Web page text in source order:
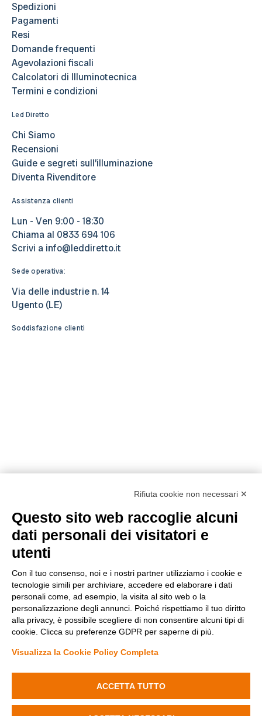
la
Portafaretto
Aumenta
la
quantità
di
Portafaretto
Spedizioni
Pagamenti
Resi
Domande frequenti
Agevolazioni fiscali
Calcolatori di Illuminotecnica
Termini e condizioni
Led Diretto
Chi Siamo
Recensioni
Guide e segreti sull’illuminazione
Diventa Rivenditore
Assistenza clienti
Lun - Ven 9:00 - 18:30
Chiama al 0833 694 106
Scrivi a info@leddiretto.it
Sede operativa:
Via delle industrie n. 14
Ugento (LE)
Soddisfazione clienti
Metodi di pagamento
Privacy Policy
Cookie Policy
Rifiuta cookie non necessari ✕
Questo sito web raccoglie alcuni
dati personali dei visitatori e
utenti
Con il tuo consenso, noi e i nostri partner utilizziamo i cookie e
tecnologie simili per archiviare, accedere ed elaborare i dati
personali come, ad esempio, la visita al sito web o la
personalizzazione degli annunci. Poiché rispettiamo il tuo diritto
alla privacy, è possibile scegliere di non consentire alcuni tipi di
cookie. Clicca su preferenze GDPR per saperne di più.
Visualizza la Cookie Policy Completa
ACCETTA TUTTO